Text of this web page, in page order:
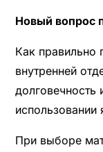
Новый вопрос
Как правильно
внутренней
долговечность
использовании
При выборе